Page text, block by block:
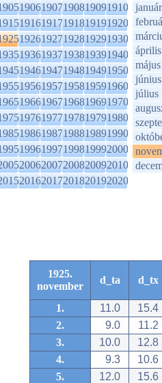
19061907190819091910
19161917191819191920
19261927192819291930
19361937193819391940
19461947194819491950
19561957195819591960
19661967196819691970
19761977197819791980
19861987198819891990
19961997199819992000
20062007200820092010
20162017201820192020
január
április
május
június
július
1925.
november
d_ta d_tx
1. 11.0
15.4
2.
9.0
11.2
3.
10.0
12.8
4.
9.3
10.6
5.
12.0
15.6